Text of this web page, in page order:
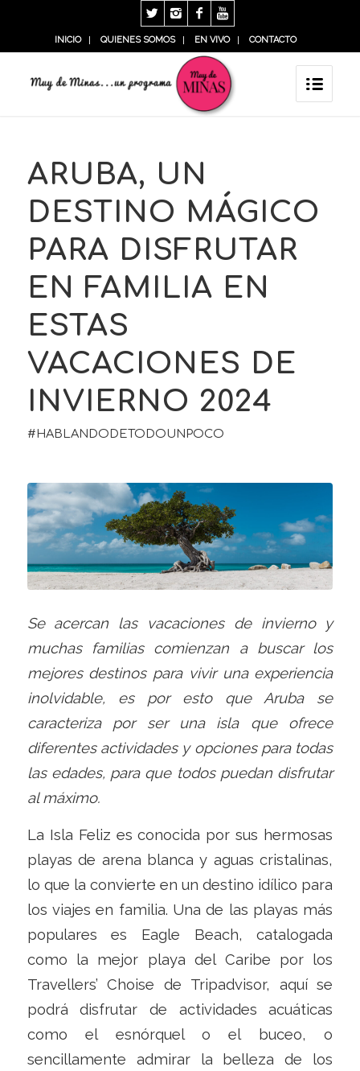
INICIO QUIENES SOMOS EN VIVO CONTACTO
ARUBA, UN
DESTINO MÁGICO
PARA DISFRUTAR
EN FAMILIA EN
ESTAS
VACACIONES DE
INVIERNO 2024
#HABLANDODETODOUNPOCO
Se acercan las vacaciones de invierno y
muchas familias comienzan a buscar los
mejores destinos para vivir una experiencia
inolvidable, es por esto que Aruba se
caracteriza por ser una isla que ofrece
diferentes actividades y opciones para todas
las edades, para que todos puedan disfrutar
al máximo.
La Isla Feliz es conocida por sus hermosas
playas de arena blanca y aguas cristalinas,
lo que la convierte en un destino idílico para
los viajes en familia. Una de las playas más
populares es Eagle Beach, catalogada
como la mejor playa del Caribe por los
Travellers’ Choise de Tripadvisor, aquí se
podrá disfrutar de actividades acuáticas
como el esnórquel o el buceo, o
sencillamente admirar la belleza de los